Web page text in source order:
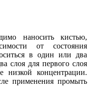
наносить кистью,
от состояния
в один или два
слоя для первого слоя
низкой концентрации.
применения промыть